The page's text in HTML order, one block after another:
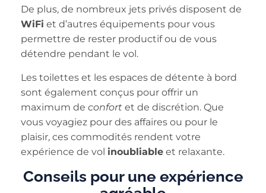
De plus, de nombreux jets privés disposent de
WiFi et d’autres équipements pour vous
permettre de rester productif ou de vous
détendre pendant le vol.
Les toilettes et les espaces de détente à bord
sont également conçus pour offrir un
maximum de confort et de discrétion. Que
vous voyagiez pour des affaires ou pour le
plaisir, ces commodités rendent votre
expérience de vol inoubliable et relaxante.
Conseils pour une expérience